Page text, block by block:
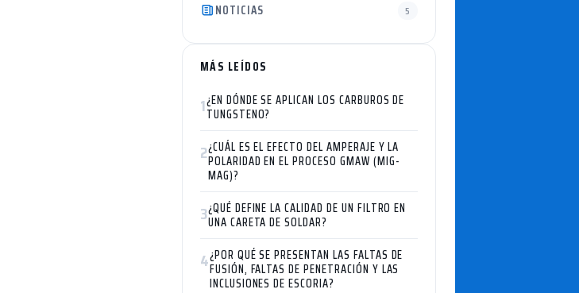
NOTICIAS 5
MÁS LEÍDOS
1¿EN DÓNDE SE APLICAN LOS CARBUROS DE
TUNGSTENO?
2¿CUÁL ES EL EFECTO DEL AMPERAJE Y LA
POLARIDAD EN EL PROCESO GMAW (MIG-
MAG)?
3¿QUÉ DEFINE LA CALIDAD DE UN FILTRO EN
UNA CARETA DE SOLDAR?
4¿POR QUÉ SE PRESENTAN LAS FALTAS DE
FUSIÓN, FALTAS DE PENETRACIÓN Y LAS
INCLUSIONES DE ESCORIA?